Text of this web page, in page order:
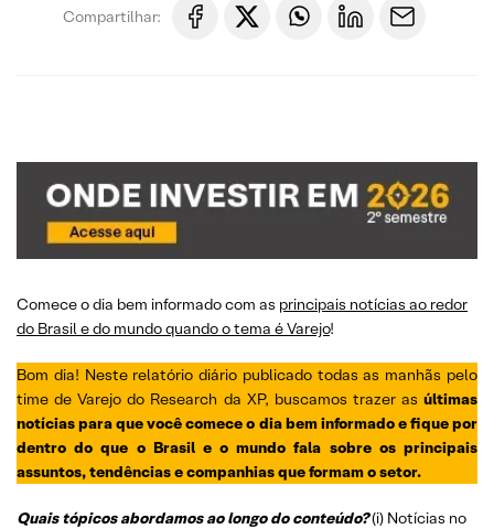
Compartilhar:
Comece o dia bem informado com as principais notícias ao redor
do Brasil e do mundo quando o tema é Varejo!
Bom dia! Neste relatório diário publicado todas as manhãs pelo
time de Varejo do Research da XP, buscamos trazer as últimas
notícias para que você comece o dia bem informado e fique por
dentro do que o Brasil e o mundo fala sobre os principais
assuntos, tendências e companhias que formam o setor.
Quais tópicos abordamos ao longo do conteúdo?(i) Notícias no